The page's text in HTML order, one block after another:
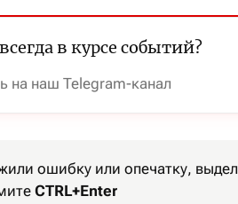
в курсе событий?
на наш Telegram-канал
ошибку или опечатку,
CTRL+Enter